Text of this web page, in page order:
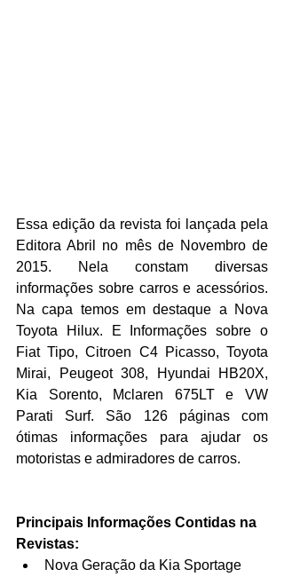
Essa edição da revista foi lançada pela
Editora Abril no mês de Novembro de
2015. Nela constam diversas
informações sobre carros e acessórios.
Na capa temos em destaque a Nova
Toyota Hilux. E Informações sobre o
Fiat Tipo, Citroen C4 Picasso, Toyota
Mirai, Peugeot 308, Hyundai HB20X,
Kia Sorento, Mclaren 675LT e VW
Parati Surf. São 126 páginas com
ótimas informações para ajudar os
motoristas e admiradores de carros.
Principais Informações Contidas na
Revistas:
Nova Geração da Kia Sportage